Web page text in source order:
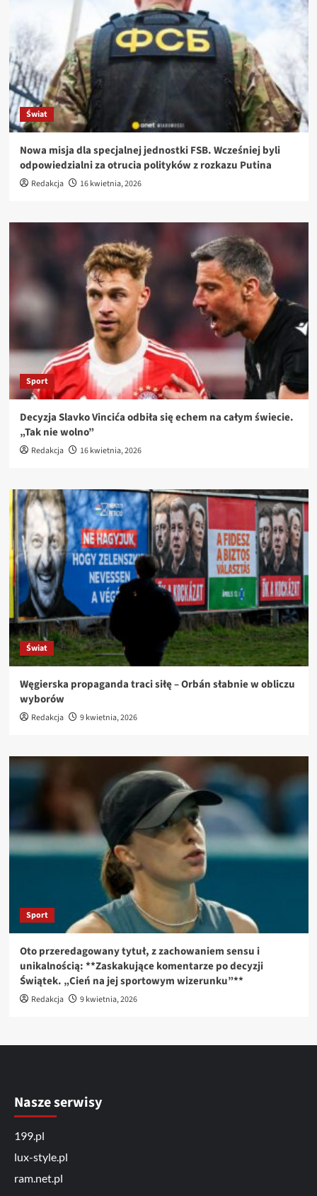
Świat
Nowa misja dla specjalnej jednostki FSB. Wcześniej byli
odpowiedzialni za otrucia polityków z rozkazu Putina
Redakcja 16 kwietnia, 2026
Sport
Decyzja Slavko Vincića odbiła się echem na całym świecie.
„Tak nie wolno”
Redakcja 16 kwietnia, 2026
Świat
Węgierska propaganda traci siłę – Orbán słabnie w obliczu
wyborów
Redakcja 9 kwietnia, 2026
Sport
Oto przeredagowany tytuł, z zachowaniem sensu i
unikalnością: **Zaskakujące komentarze po decyzji
Świątek. „Cień na jej sportowym wizerunku”**
Redakcja 9 kwietnia, 2026
Nasze serwisy
199.pl
lux-style.pl
ram.net.pl